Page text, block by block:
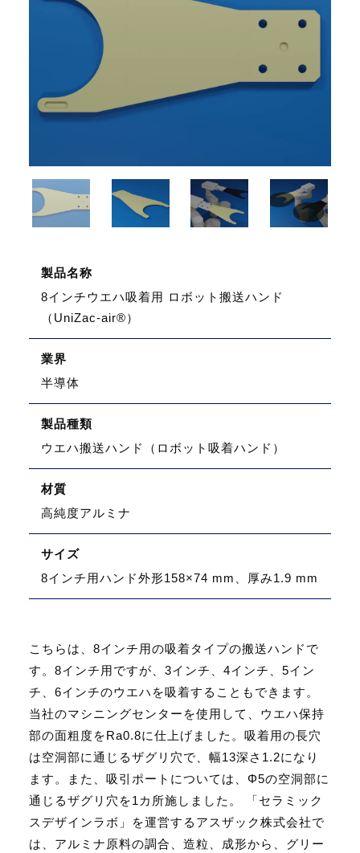
製品名称
8インチウエハ吸着用 ロボット搬送ハンド
（UniZac-air®）
業界
半導体
製品種類
ウエハ搬送ハンド（ロボット吸着ハンド）
材質
高純度アルミナ
サイズ
8インチ用ハンド外形158×74 mm、厚み1.9 mm
こちらは、8インチ用の吸着タイプの搬送ハンドで
す。8インチ用ですが、 3インチ、4インチ、5イン
チ、6インチのウエハを吸着することもできます。
当社のマシニングセンターを使用して、ウエハ保持
部の面粗度をRa0.8に仕上げました。吸着用の長穴
は空洞部に通じるザグリ穴で、幅13深さ1.2になり
ます。また、吸引ポートについては、Φ5の空洞部に
通じるザグリ穴を1カ所施しました。 「セラミック
スデザインラボ」を運営するアスザック株式会社で
は、アルミナ原料の調合、造粒、成形から、グリー